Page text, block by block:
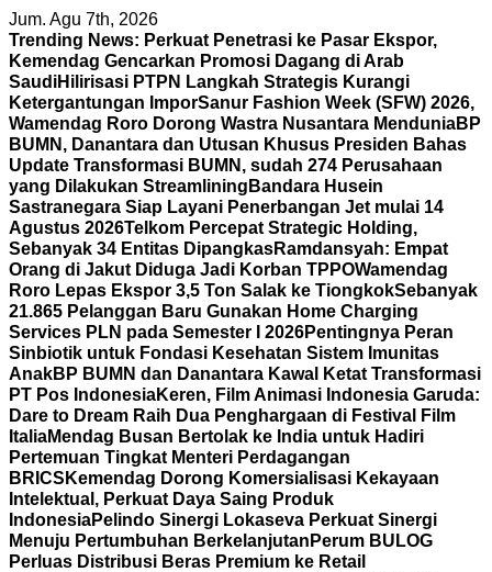
Skip
to
content
Jum. Agu 7th, 2026
Trending News: Perkuat Penetrasi ke Pasar Ekspor,
Kemendag Gencarkan Promosi Dagang di Arab
SaudiHilirisasi PTPN Langkah Strategis Kurangi
Ketergantungan ImporSanur Fashion Week (SFW) 2026,
Wamendag Roro Dorong Wastra Nusantara MenduniaBP
BUMN, Danantara dan Utusan Khusus Presiden Bahas
Update Transformasi BUMN, sudah 274 Perusahaan
yang Dilakukan Streamlining Bandara Husein
Sastranegara Siap Layani Penerbangan Jet mulai 14
Agustus 2026Telkom Percepat Strategic Holding,
Sebanyak 34 Entitas DipangkasRamdansyah: Empat
Orang di Jakut Diduga Jadi Korban TPPOWamendag
Roro Lepas Ekspor 3,5 Ton Salak ke TiongkokSebanyak
21.865 Pelanggan Baru Gunakan Home Charging
Services PLN pada Semester I 2026Pentingnya Peran
Sinbiotik untuk Fondasi Kesehatan Sistem Imunitas
AnakBP BUMN dan Danantara Kawal Ketat Transformasi
PT Pos IndonesiaKeren, Film Animasi Indonesia Garuda:
Dare to Dream Raih Dua Penghargaan di Festival Film
ItaliaMendag Busan Bertolak ke India untuk Hadiri
Pertemuan Tingkat Menteri Perdagangan
BRICS Kemendag Dorong Komersialisasi Kekayaan
Intelektual, Perkuat Daya Saing Produk
IndonesiaPelindo Sinergi Lokaseva Perkuat Sinergi
Menuju Pertumbuhan Berkelanjutan Perum BULOG
Perluas Distribusi Beras Premium ke Retail